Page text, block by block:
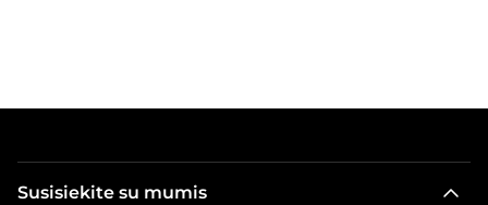
Susisiekite su mumis